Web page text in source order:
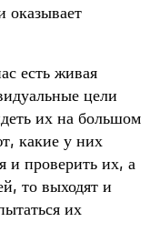
оказывает
есть живая
цели
их на большом
какие у них
и проверить их, а
то выходят и
их